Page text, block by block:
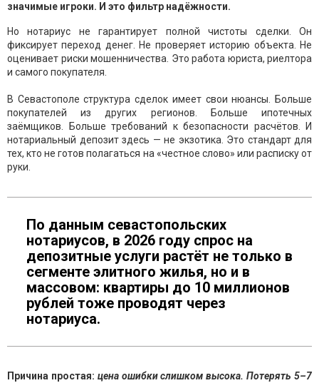
значимые игроки. И это фильтр надёжности.
Но нотариус не гарантирует полной чистоты сделки. Он
фиксирует переход денег. Не проверяет историю объекта. Не
оценивает риски мошенничества. Это работа юриста, риелтора
и самого покупателя.
В Севастополе структура сделок имеет свои нюансы. Больше
покупателей из других регионов. Больше ипотечных
заёмщиков. Больше требований к безопасности расчётов. И
нотариальный депозит здесь — не экзотика. Это стандарт для
тех, кто не готов полагаться на «честное слово» или расписку от
руки.
По данным севастопольских
нотариусов, в 2026 году спрос на
депозитные услуги растёт не только в
сегменте элитного жилья, но и в
массовом: квартиры до 10 миллионов
рублей тоже проводят через
нотариуса.
Причина простая: цена ошибки слишком высока. Потерять 5–7